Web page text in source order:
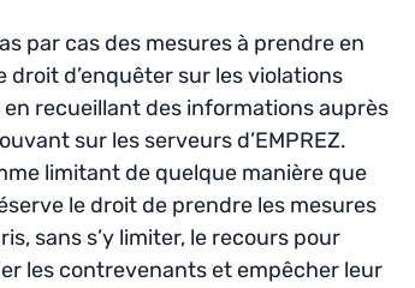
par cas des mesures à prendre en
droit d’enquêter sur les violations
recueillant des informations auprès
sur les serveurs d’EMPREZ.
limitant de quelque manière que
le droit de prendre les mesures
sans s’y limiter, le recours pour
les contrevenants et empêcher leur